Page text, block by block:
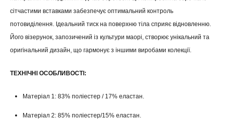
сітчастими вставками забезпечує оптимальний контроль
потовиділення. Ідеальний тиск на поверхню тіла сприяє відновленню.
Його візерунок, запозичений із культури маорі, створює унікальний та
оригінальний дизайн, що гармонує з іншими виробами колекції.
ТЕХНІЧНІ ОСОБЛИВОСТІ:
Матеріал 1: 83% поліестер / 17% еластан.
Матеріал 2: 85% поліестер/15% еластан.